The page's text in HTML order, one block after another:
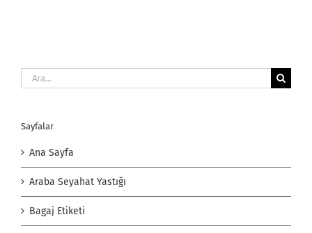
Ara:
Sayfalar
Ana Sayfa
Araba Seyahat Yastığı
Bagaj Etiketi